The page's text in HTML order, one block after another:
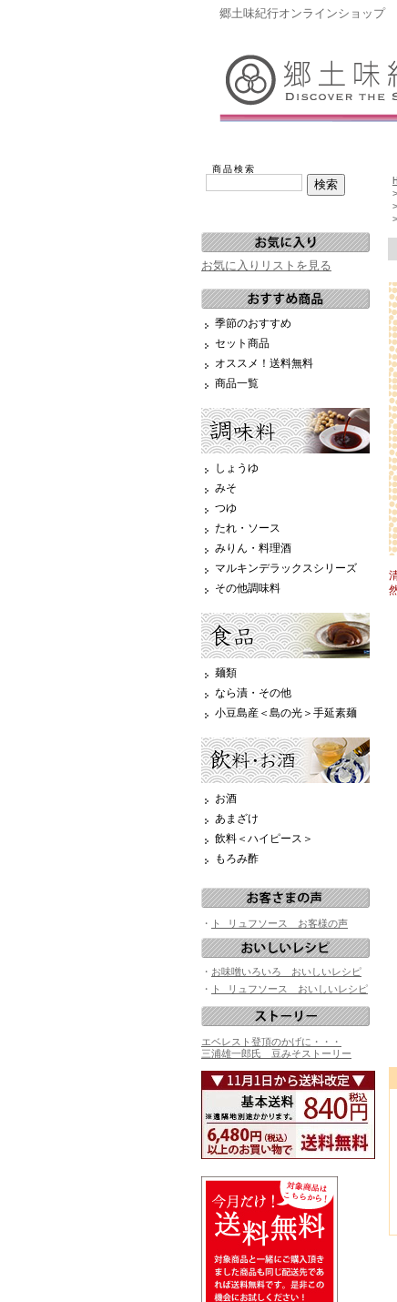
郷土味紀行オンラインショップ
商品検索
お気に入りリストを見る
季節のおすすめ
セット商品
オススメ！送料無料
商品一覧
しょうゆ
みそ
つゆ
たれ・ソース
みりん・料理酒
マルキンデラックスシリーズ
その他調味料
麺類
なら漬・その他
小豆島産＜島の光＞手延素麺
お酒
あまざけ
飲料＜ハイピース＞
もろみ酢
・ ト リュフソース お客様の声
・ お味噌いろいろ おいしいレシピ
・
ト リュフソース おいしいレシピ
エベレスト登頂のかげに・・・
三浦雄一郎氏 豆みそストーリー